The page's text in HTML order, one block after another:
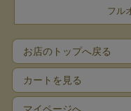
フル
お店のトップへ戻る
カートを見る
マイページへ